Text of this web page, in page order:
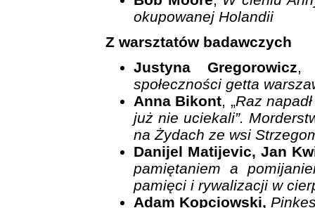
okupowanej Holandii
Z warsztatów badawczych
Justyna Gregorowicz
społeczności getta
Anna Bikont, „Raz
już nie uciekali”.
na Żydach ze wsi
Danijel Matijevic, Jan
pamiętaniem a
pamięci i rywalizacji w
Adam Kopciowski,